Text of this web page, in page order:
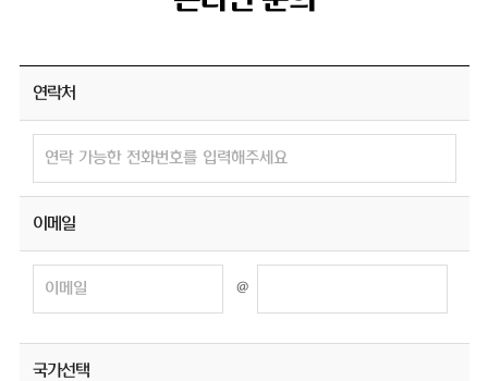
연락처
이메일
@
국가선택